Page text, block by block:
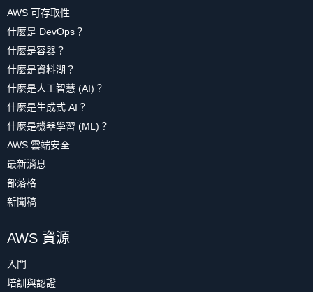
AWS 可存取性
什麼是 DevOps？
什麼是容器？
什麼是資料湖？
什麼是人工智慧 (AI)？
什麼是生成式 AI？
什麼是機器學習 (ML)？
AWS 雲端安全
最新消息
部落格
新聞稿
AWS 資源
入門
培訓與認證